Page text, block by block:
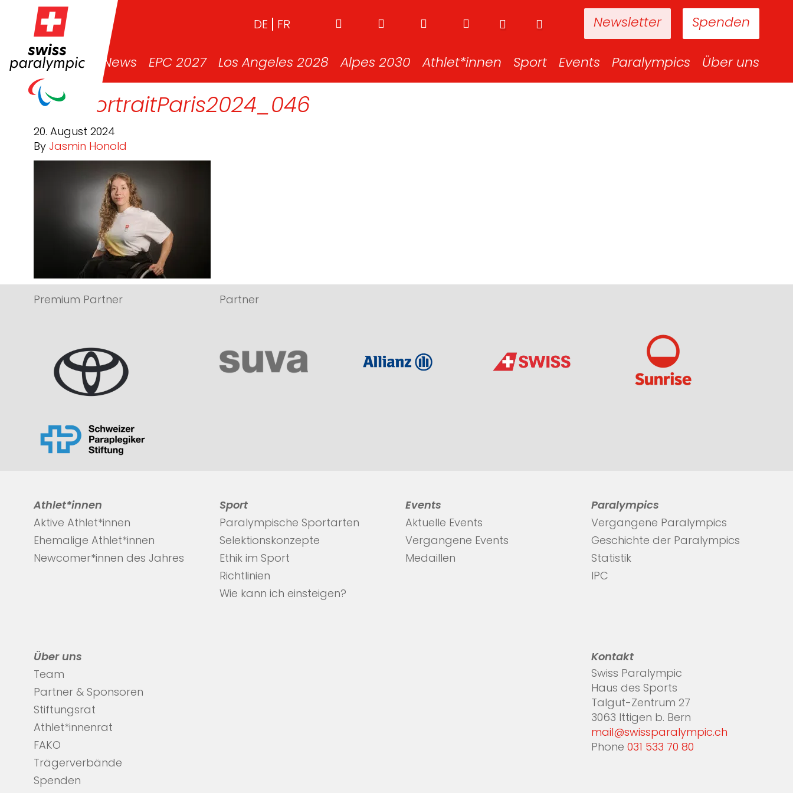
Spenden
Newsletter
DE FR
News EPC 2027 Los Angeles 2028 Alpes 2030 Athlet*innen Sport Events Paralympics Über uns
GM_PortraitParis2024_046
20. August 2024
By Jasmin Honold
Premium Partner Partner
Athlet*innen
Aktive Athlet*innen
Ehemalige Athlet*innen
Newcomer*innen des Jahres
Sport
Paralympische Sportarten
Selektionskonzepte
Ethik im Sport
Richtlinien
Wie kann ich einsteigen?
Events
Aktuelle Events
Vergangene Events
Medaillen
Paralympics
Vergangene Paralympics
Geschichte der Paralympics
Statistik
IPC
Über uns
Team
Partner & Sponsoren
Stiftungsrat
Athlet*innenrat
FAKO
Trägerverbände
Spenden
Kontakt
Swiss Paralympic
Haus des Sports
Talgut-Zentrum 27
3063 Ittigen b. Bern
mail@swissparalympic.ch
Phone 031 533 70 80